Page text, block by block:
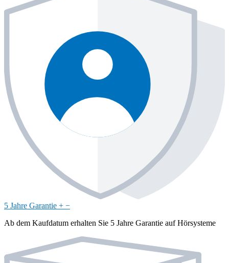
5 Jahre Garantie + −
Ab dem Kaufdatum erhalten Sie 5 Jahre Garantie auf Hörsysteme